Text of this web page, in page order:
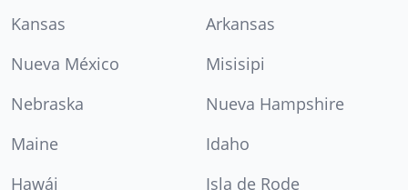
Kansas
Arkansas
Nueva México
Misisipi
Nebraska
Nueva Hampshire
Maine
Idaho
Hawái
Isla de Rode